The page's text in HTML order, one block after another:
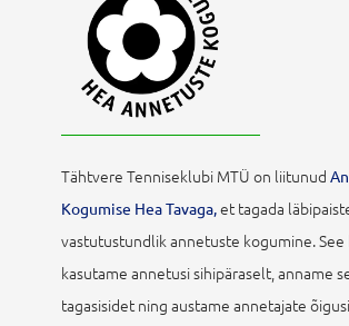
Tähtvere Tenniseklubi MTÜ on liitunud
Kogumise Hea Tavaga,et tagada
vastutustundlik annetuste kogumine.
kasutame annetusi sihipäraselt, anname
tagasisidet ning austame annetajate